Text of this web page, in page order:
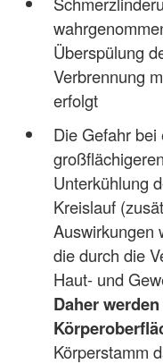
Überspülung
Verbrennung
erfolgt
Die Gefahr
Unterkühlung
Kreislauf
Auswirkungen
die durch die
Haut- und
Daher
Körperstamm